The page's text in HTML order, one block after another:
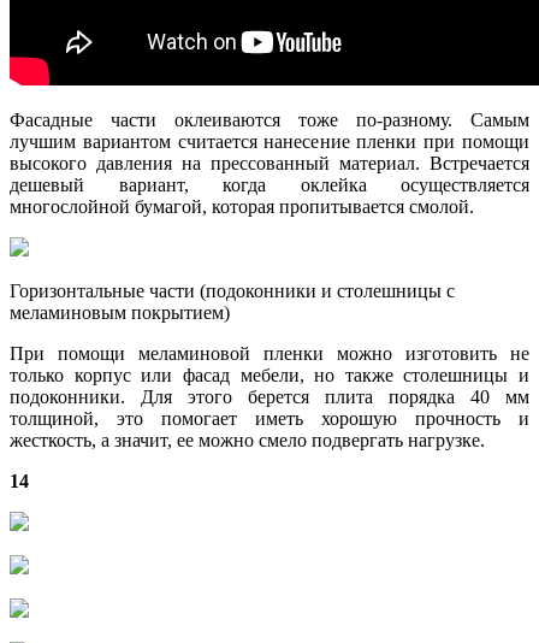
Фасадные части оклеиваются тоже по-разному. Самым
лучшим вариантом считается нанесение пленки при помощи
высокого давления на прессованный материал. Встречается
дешевый вариант, когда оклейка осуществляется
многослойной бумагой, которая пропитывается смолой.
Горизонтальные части (подоконники и столешницы с
меламиновым покрытием)
При помощи меламиновой пленки можно изготовить не
только корпус или фасад мебели, но также столешницы и
подоконники. Для этого берется плита порядка 40 мм
толщиной, это помогает иметь хорошую прочность и
жесткость, а значит, ее можно смело подвергать нагрузке.
14